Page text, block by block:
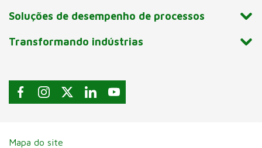
Soluções de desempenho de processos
Transformando indústrias
Mapa do site